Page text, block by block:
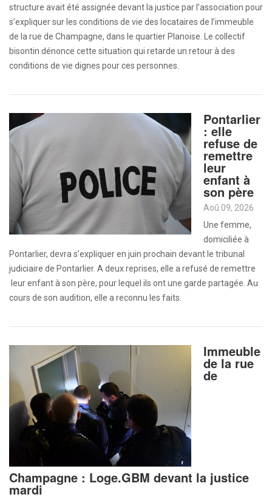
structure avait été assignée devant la justice par l’association pour
s’expliquer sur les conditions de vie des locataires de l’immeuble
de la rue de Champagne, dans le quartier Planoise. Le collectif
bisontin dénonce cette situation qui retarde un retour à des
conditions de vie dignes pour ces personnes.
Pontarlier
: elle
refuse de
remettre
leur
enfant à
son père
Aoû 09, 2026
Une femme,
domiciliée à
Pontarlier, devra s’expliquer en juin prochain devant le tribunal
judiciaire de Pontarlier. A deux reprises, elle a refusé de remettre
leur enfant à son père, pour lequel ils ont une garde partagée. Au
cours de son audition, elle a reconnu les faits.
Immeuble
de la rue
de
Champagne : Loge.GBM devant la justice
mardi